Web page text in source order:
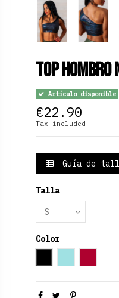
Top hombro
Artículo disponible
€22.90
Tax included
Guía de
Talla
Color